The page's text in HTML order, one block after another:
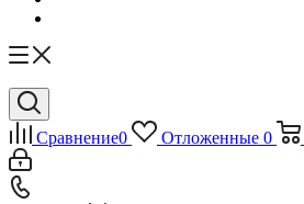
Сравнение0 Отложенные 0